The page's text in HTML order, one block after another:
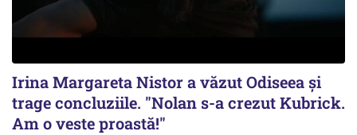
Irina Margareta Nistor a văzut Odiseea şi
trage concluziile. "Nolan s-a crezut Kubrick.
Am o veste proastă!"